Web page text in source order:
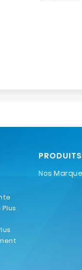
PRODUITS
Nos